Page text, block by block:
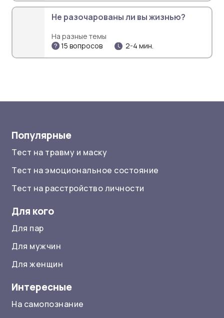
Не разочарованы ли вы жизнью?
На разные темы
15 вопросов
2-4 мин.
Популярные
Тест на травму и маску
Тест на эмоциональное состояние
Тест на расстройство личности
Для кого
Для пар
Для мужчин
Для женщин
Интересные
На самопознание